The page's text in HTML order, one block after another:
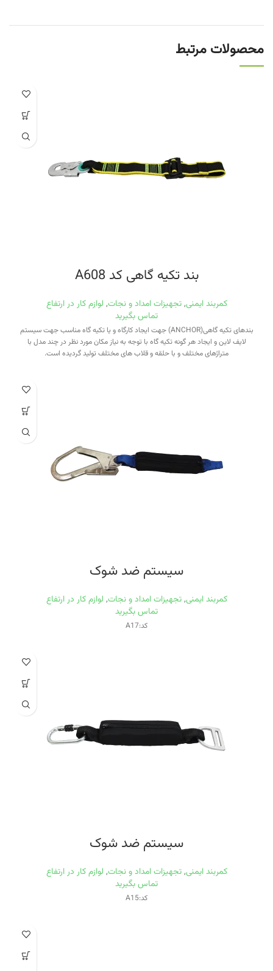
محصولات مرتبط
بند تکیه گاهی کد A608
کمربند ایمنی, تجهیزات امداد و نجات, لوازم کار در ارتفاع
تماس بگیرید
بندهای تکیه گاهی(ANCHOR) جهت ایجاد کارگاه و یا تکیه گاه مناسب جهت سیستم
لایف لاین و ایجاد هر گونه تکیه گاه با توجه به نیاز مکان مورد نظر در چند مدل با
متراژهای مختلف و با حلقه و قلاب های مختلف تولید گردیده است.
سیستم ضد شوک
کمربند ایمنی, تجهیزات امداد و نجات, لوازم کار در ارتفاع
تماس بگیرید
کد:A17
سیستم ضد شوک
کمربند ایمنی, تجهیزات امداد و نجات, لوازم کار در ارتفاع
تماس بگیرید
کد:A15